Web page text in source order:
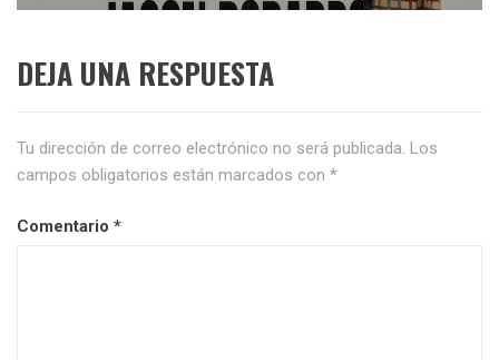
DEJA UNA RESPUESTA
Tu dirección de correo electrónico no será publicada. Los
campos obligatorios están marcados con *
Comentario *